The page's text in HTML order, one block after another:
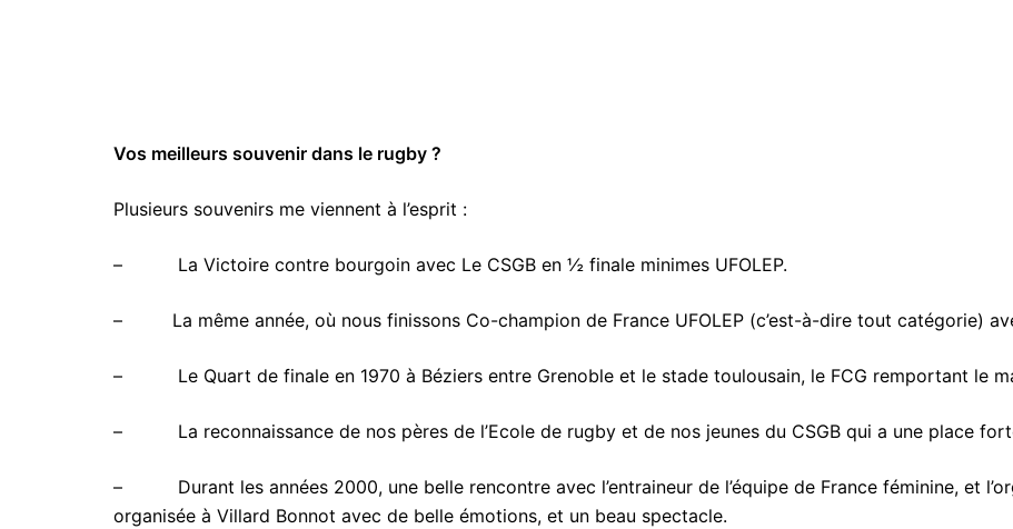
Vos meilleurs souvenir dans le rugby ?
Plusieurs souvenirs me viennent à l’esprit :
– La Victoire contre bourgoin avec Le CSGB en ½ finale minimes UFOLEP.
– La même année, où nous finissons Co-champion de France UFOLEP (c’est-à-dire tout catégorie)
– Le Quart de finale en 1970 à Béziers entre Grenoble et le stade toulousain, le FCG remportant le
– La reconnaissance de nos pères de l’Ecole de rugby et de nos jeunes du CSGB qui a une place
– Durant les années 2000, une belle rencontre avec l’entraineur de l’équipe de France féminine, et
organisée à Villard Bonnot avec de belle émotions, et un beau spectacle.